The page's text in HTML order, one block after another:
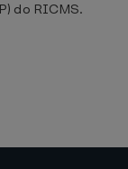
do RICMS.